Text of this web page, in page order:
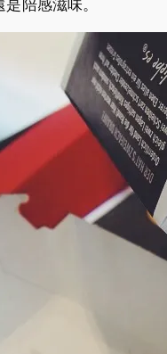
陪感滋味。